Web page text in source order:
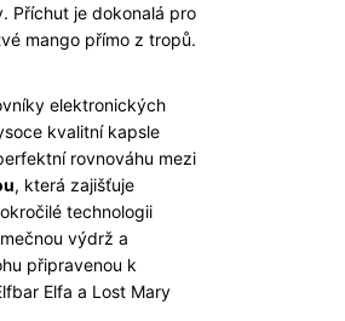
Příchut je dokonalá pro
mango přímo z tropů.
elektronických
kvalitní kapsle
rovnováhu mezi
, která zajišťuje
technologii
výdrž a
připravenou k
Elfa a Lost Mary